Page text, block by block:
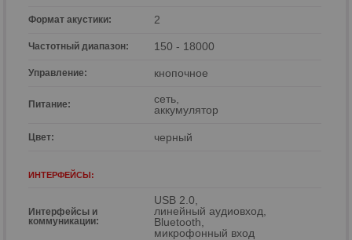
Формат акустики: 2
Частотный диапазон: 150 - 18000
Управление: кнопочное
Питание:
сеть,
аккумулятор
Цвет: черный
ИНТЕРФЕЙСЫ:
Интерфейсы и
коммуникации:
USB 2.0,
линейный аудиовход,
Bluetooth,
микрофонный вход